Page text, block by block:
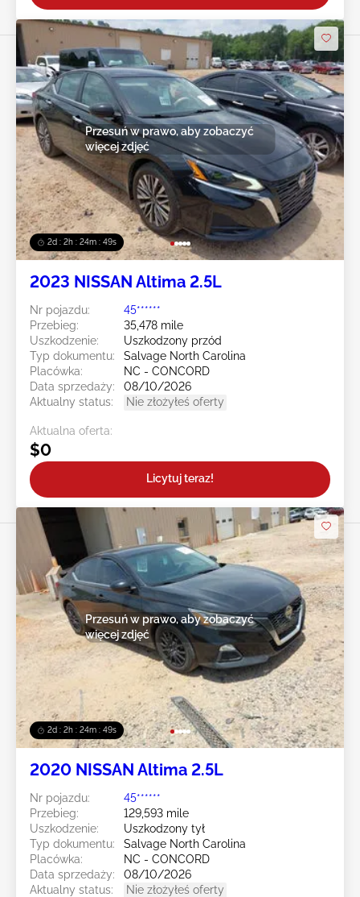
2d : 2h : 24m : 47s
Przesuń w prawo, aby zobaczyć
więcej zdjęć
2023 NISSAN Altima 2.5L
Nr pojazdu:
45******
Przebieg:
35,478 mile
Uszkodzenie:
Uszkodzony przód
Typ dokumentu:
Salvage North Carolina
Placówka:
NC - CONCORD
Data sprzedaży:
08/10/2026
Aktualny status:
Nie złożyłeś oferty
Aktualna oferta:
$0
Licytuj teraz!
2d : 2h : 24m : 47s
Przesuń w prawo, aby zobaczyć
więcej zdjęć
2020 NISSAN Altima 2.5L
Nr pojazdu:
45******
Przebieg:
129,593 mile
Uszkodzenie:
Uszkodzony tył
Typ dokumentu:
Salvage North Carolina
Placówka:
NC - CONCORD
Data sprzedaży:
08/10/2026
Aktualny status:
Nie złożyłeś oferty